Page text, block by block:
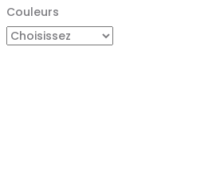
Couleurs